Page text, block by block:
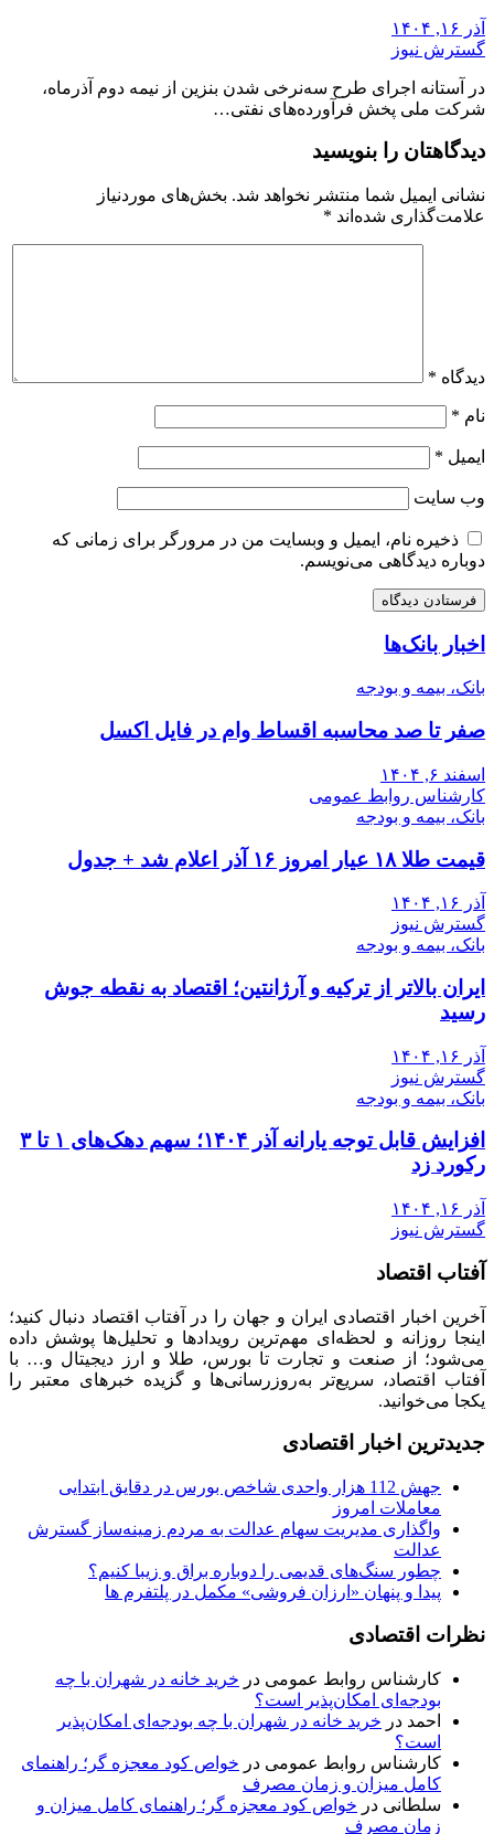
آذر ۱۶, ۱۴۰۴
گسترش نیوز
در آستانه اجرای طرح سه‌نرخی شدن بنزین از نیمه دوم آذرماه،
شرکت ملی پخش فرآورده‌های نفتی…
دیدگاهتان را بنویسید
نشانی ایمیل شما منتشر نخواهد شد. بخش‌های موردنیاز
علامت‌گذاری شده‌اند *
دیدگاه *
نام *
ایمیل *
وب‌ سایت
ذخیره نام، ایمیل و وبسایت من در مرورگر برای زمانی که
دوباره دیدگاهی می‌نویسم.
اخبار بانک‌ها
بانک، بیمه و بودجه
صفر تا صد محاسبه اقساط وام در فایل اکسل
اسفند ۶, ۱۴۰۴
کارشناس روابط عمومی
بانک، بیمه و بودجه
قیمت طلا ۱۸ عیار امروز ۱۶ آذر اعلام شد + جدول
آذر ۱۶, ۱۴۰۴
گسترش نیوز
بانک، بیمه و بودجه
ایران بالاتر از ترکیه و آرژانتین؛ اقتصاد به نقطه جوش
رسید
آذر ۱۶, ۱۴۰۴
گسترش نیوز
بانک، بیمه و بودجه
افزایش قابل توجه یارانه آذر ۱۴۰۴؛ سهم دهک‌های ۱ تا ۳
رکورد زد
آذر ۱۶, ۱۴۰۴
گسترش نیوز
آفتاب اقتصاد
آخرین اخبار اقتصادی ایران و جهان را در آفتاب اقتصاد دنبال کنید؛
اینجا روزانه و لحظه‌ای مهم‌ترین رویدادها و تحلیل‌ها پوشش داده
می‌شود؛ از صنعت و تجارت تا بورس، طلا و ارز دیجیتال و… با
آفتاب اقتصاد، سریع‌تر به‌روزرسانی‌ها و گزیده خبرهای معتبر را
یکجا می‌خوانید.
جدیدترین اخبار اقتصادی
جهش 112 هزار واحدی شاخص بورس در دقایق ابتدایی
معاملات امروز
واگذاری مدیریت سهام عدالت به مردم زمینه‌ساز گسترش
عدالت
چطور سنگ‌های قدیمی را دوباره براق و زیبا کنیم؟
پیدا و پنهان «ارزان فروشی» مکمل در پلتفرم ها
نظرات اقتصادی
کارشناس روابط عمومی در خرید خانه در شهران با چه
بودجه‌ای امکان‌پذیر است؟
احمد در خرید خانه در شهران با چه بودجه‌ای امکان‌پذیر
است؟
کارشناس روابط عمومی در خواص کود معجزه گر؛ راهنمای
کامل میزان و زمان مصرف
سلطانی در خواص کود معجزه گر؛ راهنمای کامل میزان و
زمان مصرف